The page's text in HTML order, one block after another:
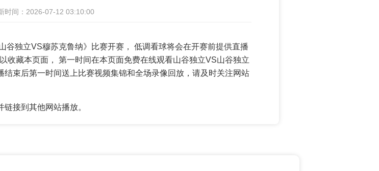
时间：2026-07-12 03:10:00
谷独立VS穆苏克鲁纳》比赛开赛， 低调看球将会在开赛前提供直播
收藏本页面， 第一时间在本页面免费在线观看山谷独立VS山谷独立
束后第一时间送上比赛视频集锦和全场录像回放，请及时关注网站
接到其他网站播放。